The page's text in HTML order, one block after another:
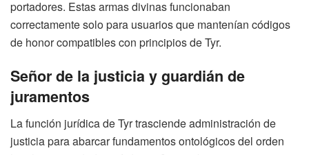
portadores. Estas armas divinas funcionaban
correctamente solo para usuarios que mantenían códigos
de honor compatibles con principios de Tyr.
Señor de la justicia y guardián de
juramentos
La función jurídica de Tyr trasciende administración de
justicia para abarcar fundamentos ontológicos del orden